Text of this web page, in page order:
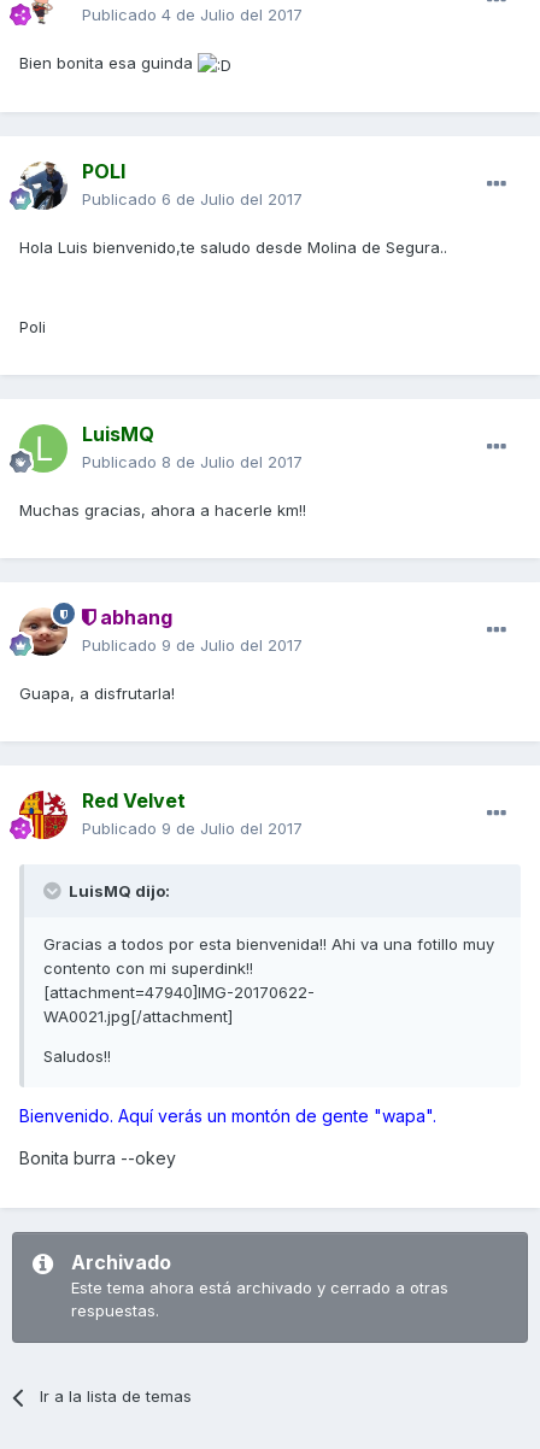
Publicado 4 de Julio del 2017
Bien bonita esa guinda
POLI
Publicado 6 de Julio del 2017
Hola Luis bienvenido,te saludo desde Molina de Segura..
Poli
LuisMQ
Publicado 8 de Julio del 2017
Muchas gracias, ahora a hacerle km!!
abhang
Publicado 9 de Julio del 2017
Guapa, a disfrutarla!
Red Velvet
Publicado 9 de Julio del 2017
LuisMQ dijo:
Gracias a todos por esta bienvenida!! Ahi va una fotillo muy
contento con mi superdink!!
[attachment=47940]IMG-20170622-
WA0021.jpg[/attachment]
Saludos!!
Bienvenido. Aquí verás un montón de gente "wapa".
Bonita burra --okey
Archivado
Este tema ahora está archivado y cerrado a otras
respuestas.
Ir a la lista de temas